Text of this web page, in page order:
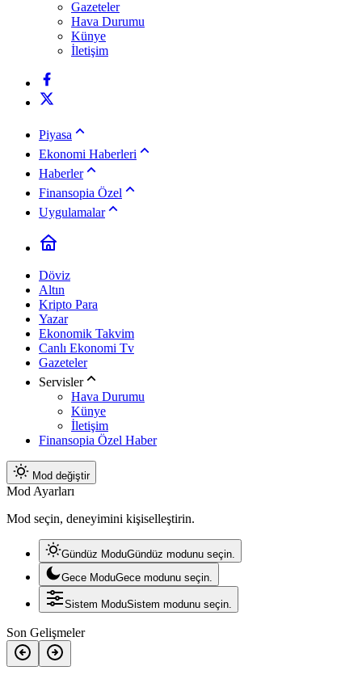
Gazeteler
Hava Durumu
Künye
İletişim
Piyasa
Ekonomi Haberleri
Haberler
Finansopia Özel
Uygulamalar
Döviz
Altın
Kripto Para
Yazar
Ekonomik Takvim
Canlı Ekonomi Tv
Gazeteler
Servisler
Hava Durumu
Künye
İletişim
Finansopia Özel Haber
Mod değiştir
Mod Ayarları
Mod seçin, deneyimini kişiselleştirin.
Gündüz ModuGündüz modunu seçin.
Gece ModuGece modunu seçin.
Sistem ModuSistem modunu seçin.
Son Gelişmeler